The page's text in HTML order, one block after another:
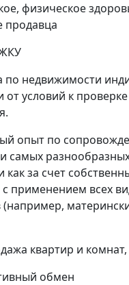
физическое
продавца
по недвижимости
от условий к
опыт по
самых
за счет
с применением всех
(например,
квартир и
обмен